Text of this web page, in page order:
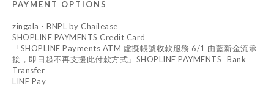
PAYMENT OPTIONS
zingala - BNPL by Chailease
SHOPLINE PAYMENTS Credit Card
「SHOPLINE Payments ATM 虛擬帳號收款服務 6/1 由藍新金流承
接，即日起不再支援此付款方式」SHOPLINE PAYMENTS _Bank
Transfer
LINE Pay